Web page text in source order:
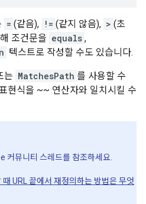
= (같음), != (같지 않음), > (초
조건문을 equals ,
텍스트로 작성할 수도 있습니다.
는 MatchesPath 를 사용할 수
현식을 ~~ 연산자와 일치시킬 수
뮤니티 스레드를 참조하세요.
URL 끝에서 재정의하는 방법은 무엇